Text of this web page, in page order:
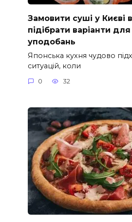
Замовити суші у Києві
підібрати варіанти для
уподобань
Японська кухня чудово
ситуацій, коли
0 32